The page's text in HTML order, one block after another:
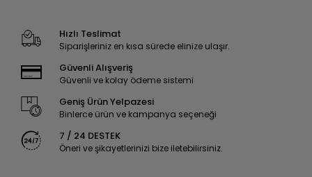
Hızlı Teslimat
Siparişleriniz en kısa sürede elinize ulaşır.
Güvenli Alışveriş
Güvenli ve kolay ödeme sistemi
Geniş Ürün Yelpazesi
Binlerce ürün ve kampanya seçeneği
7 / 24 DESTEK
Öneri ve şikayetlerinizi bize iletebilirsiniz.